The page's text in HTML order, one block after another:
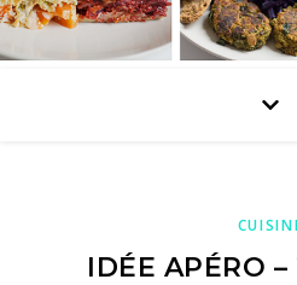
IDÉE APÉRO –